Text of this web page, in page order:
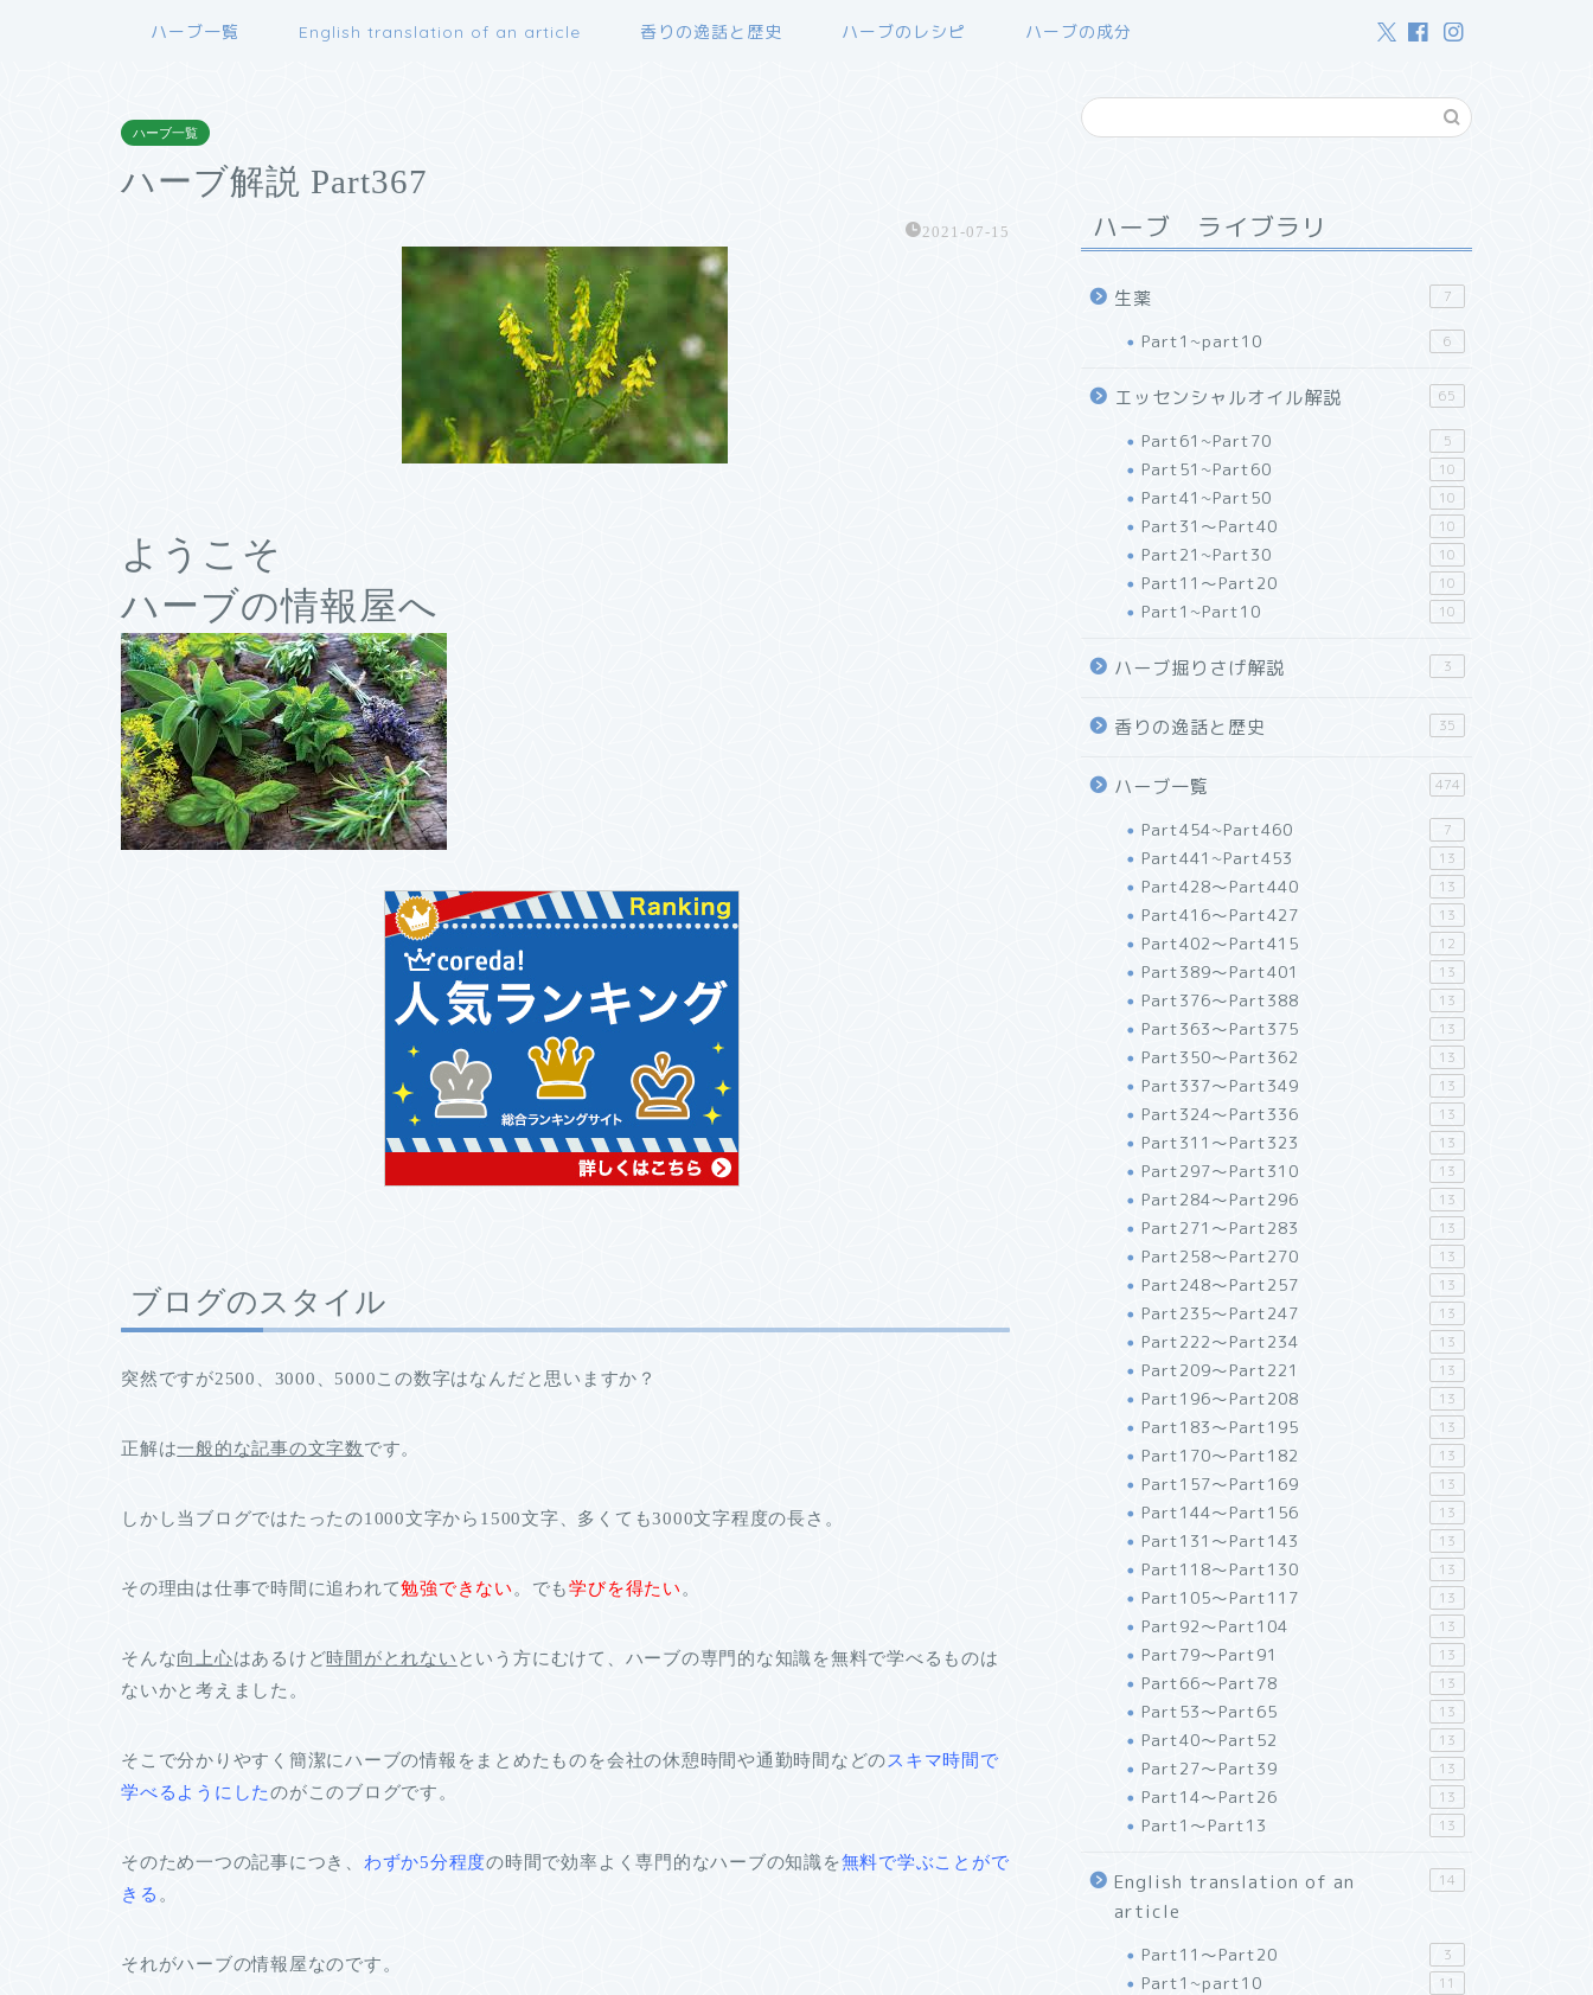
ハーブ一覧 English translation of an article 香りの逸話と歴史 ハーブのレシピ ハーブの成分
ハーブ一覧
ハーブ解説 Part367
2021-07-15
ようこそ
ハーブの情報屋へ
ブログのスタイル
突然ですが2500、3000、5000この数字はなんだと思いますか？
正解は一般的な記事の文字数です。
しかし当ブログではたったの1000文字から 1500文字、多くても3000文字程度の長さ。
その理由は仕事で時間に追われて勉強できない。でも学びを得たい 。
そんな向上心はあるけど時間がとれない という方にむけて、ハーブの専門的な知識を無料で学べるものは
ないかと考えました。
そこで分かりやすく簡潔にハーブの情報をまとめたものを会社の休憩時間や通勤時間などのスキマ時間で
学べるようにしたのがこのブログです。
そのため一つの記事につき、 わずか5分程度の時間で効率よく専門的なハーブの知識を無料で学ぶことがで
きる 。
それがハーブの情報屋なのです。
ハーブ ライブラリ
生薬 7
Part1~part10 6
エッセンシャルオイル解説 65
Part61~Part70 5
Part51~Part60 10
Part41~Part50 10
Part31～Part40 10
Part21~Part30 10
Part11～Part20 10
Part1~Part10 10
ハーブ掘りさげ解説 3
香りの逸話と歴史 35
ハーブ一覧 474
Part454~Part460 7
Part441~Part453 13
Part428～Part440 13
Part416～Part427 13
Part402～Part415 12
Part389～Part401 13
Part376～Part388 13
Part363～Part375 13
Part350～Part362 13
Part337～Part349 13
Part324～Part336 13
Part311～Part323 13
Part297～Part310 13
Part284～Part296 13
Part271～Part283 13
Part258～Part270 13
Part248～Part257 13
Part235～Part247 13
Part222～Part234 13
Part209～Part221 13
Part196～Part208 13
Part183～Part195 13
Part170～Part182 13
Part157～Part169 13
Part144～Part156 13
Part131～Part143 13
Part118～Part130 13
Part105～Part117 13
Part92～Part104 13
Part79～Part91 13
Part66～Part78 13
Part53～Part65 13
Part40～Part52 13
Part27～Part39 13
Part14～Part26 13
Part1～Part13 13
English translation of an
article
14
Part11～Part20 3
Part1~part10 11